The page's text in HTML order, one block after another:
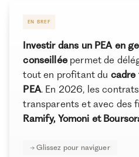
2026
Conclusion
À propos de Ramify
Pour une clientèle
EN BREF
Investir dans un PEA en
conseilléepermet de
tout en profitant du cadre
PEA. En 2026, les
transparents et avec des
Ramify, Yomoni et